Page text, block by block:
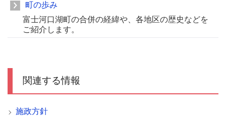
町の歩み
富士河口湖町の合併の経緯や、各地区の歴史などを
ご紹介します。
関連する情報
施政方針